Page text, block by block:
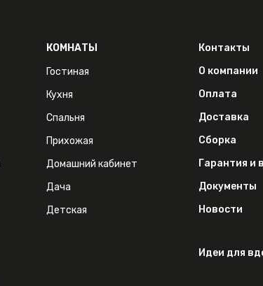
КОМНАТЫ
Гостиная
Кухня
Спальня
Прихожая
Домашний кабинет
Дача
Детская
Контакты
О компании
Оплата
Доставка
Сборка
Гарантия и
Документы
Новости
Идеи для